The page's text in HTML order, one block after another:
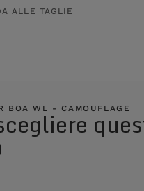
ALLE TAGLIE
BOA WL - CAMOUFLAGE